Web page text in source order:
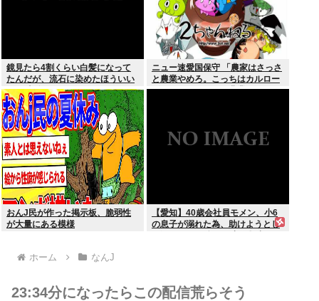
鏡見たら4割くらい白髪になって
たんだが、流石に染めたほういい
の ？半分おじいちゃんでドン引き
したわ
ニュー速愛国保守 「農家はさっさ
と農業やめろ。こっちはカルロー
ズでいいんだから。農業されたら
おんJ民が作った掲示板、脆弱性
が大量にある模様
【愛知】40歳会社員モメン、小6
の息子が溺れた為、助けようとし
ホーム なんJ
23:34分になったらこの配信荒らそう